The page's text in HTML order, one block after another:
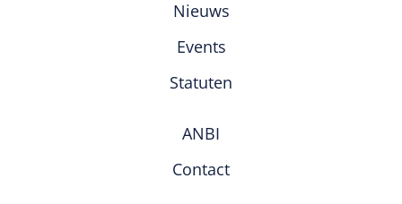
Nieuws
Events
Statuten
ANBI
Contact